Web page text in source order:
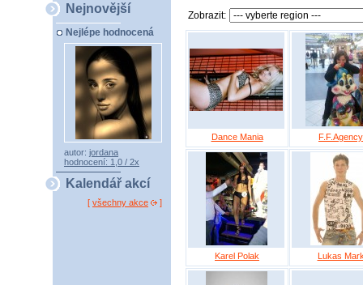
Nejnovější
Nejlépe hodnocená
autor: jordana
hodnocení: 1,0 / 2x
Kalendář akcí
[ všechny akce ]
Zobrazit:
Dance Mania F.F.Agency
Karel Polak Lukas